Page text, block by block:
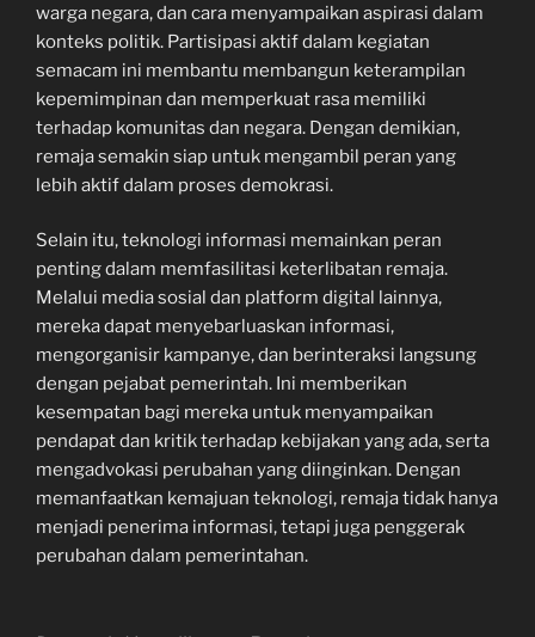
warga negara, dan cara menyampaikan aspirasi dalam
konteks politik. Partisipasi aktif dalam kegiatan
semacam ini membantu membangun keterampilan
kepemimpinan dan memperkuat rasa memiliki
terhadap komunitas dan negara. Dengan demikian,
remaja semakin siap untuk mengambil peran yang
lebih aktif dalam proses demokrasi.
Selain itu, teknologi informasi memainkan peran
penting dalam memfasilitasi keterlibatan remaja.
Melalui media sosial dan platform digital lainnya,
mereka dapat menyebarluaskan informasi,
mengorganisir kampanye, dan berinteraksi langsung
dengan pejabat pemerintah. Ini memberikan
kesempatan bagi mereka untuk menyampaikan
pendapat dan kritik terhadap kebijakan yang ada, serta
mengadvokasi perubahan yang diinginkan. Dengan
memanfaatkan kemajuan teknologi, remaja tidak hanya
menjadi penerima informasi, tetapi juga penggerak
perubahan dalam pemerintahan.